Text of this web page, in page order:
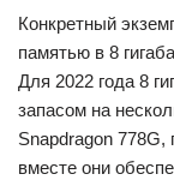
Конкретный
памятью в 8
Для 2022 года 8
запасом на
Snapdragon 778G,
вместе они